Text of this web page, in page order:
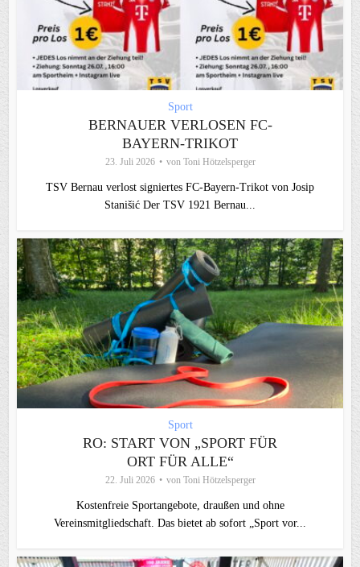
Sport
BERNAUER VERLOSEN FC-
BAYERN-TRIKOT
23. Juli 2026 von Toni Hötzelsperger
TSV Bernau verlost signiertes FC‑Bayern‑Trikot von Josip
Stanišić Der TSV 1921 Bernau...
Sport
RO: START VON „SPORT FÜR
ORT FÜR ALLE“
22. Juli 2026 von Toni Hötzelsperger
Kostenfreie Sportangebote, draußen und ohne
Vereinsmitgliedschaft. Das bietet ab sofort „Sport vor...